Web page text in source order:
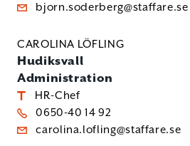
bjorn.soderberg@staffare.se
CAROLINA LÖFLING
Hudiksvall
Administration
HR-Chef
0650-40 14 92
carolina.lofling@staffare.se